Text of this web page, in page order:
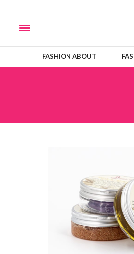
FASHION ABOUT